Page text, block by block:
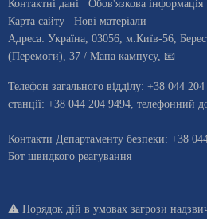
Контактні дані Обов'язкова інформація
Карта сайту
Нові матеріали
Адреса: Україна 03056 , м. Київ-56,
(Перемоги), 37 / Мапа кампусу, 📧
Телефон загального відділу: +38 044 204
станцiї: +38 044 204 9494, телефонний
Контакти Департаменту безпеки: +38
Бот швидкого реагування
⚠️ Порядок дій в умовах загрози